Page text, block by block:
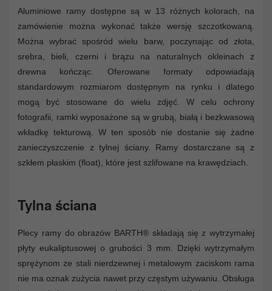
Aluminiowe ramy dostępne są w 13 różnych kolorach, na
zamówienie można wykonać także wersję szczotkowaną.
Można wybrać spośród wielu barw, poczynając od złota,
srebra, bieli, czerni i brązu na naturalnych okleinach z
drewna kończąc. Oferowane formaty odpowiadają
standardowym rozmiarom dostępnym na rynku i dlatego
mogą być stosowane do wielu zdjęć. W celu ochrony
fotografii, ramki wyposażone są w grubą, białą i bezkwasową
wkładkę tekturową. W ten sposób nie dostanie się żadne
zanieczyszczenie z tylnej ściany. Ramy dostarczane są z
szkłem płaskim (float), które jest szlifowane na krawędziach.
Tylna ściana
Plecy ramy do obrazów BARTH® składają się z wytrzymałej
płyty eukaliptusowej o grubości 3 mm. Dzięki wytrzymałym
sprężynom ze stali nierdzewnej i metalowym zaciskom rama
nie ma oznak zużycia nawet przy częstym używaniu. Obsługa